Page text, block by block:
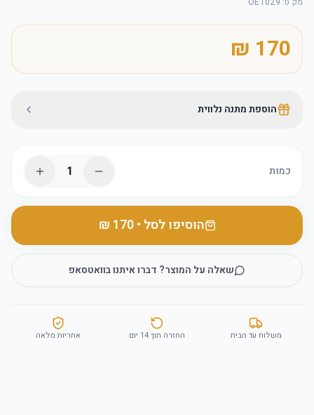
הוספת מתנה נלווית
כמות 1
הוסיפו לסל •
‏170 ₪
שאלה על המוצר? דברו איתנו בוואטסאפ
משלוח עד הבית החזרה תוך 14 יום אחריות מלאה